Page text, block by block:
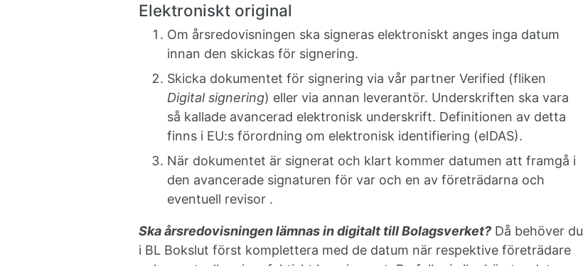
Elektroniskt original
Om årsredovisningen ska signeras elektroniskt anges inga datum
innan den skickas för signering.
Skicka dokumentet för signering via vår partner Verified (fliken
Digital signering) eller via annan leverantör. Underskriften ska vara
så kallade avancerad elektronisk underskrift. Definitionen av detta
finns i EU:s förordning om elektronisk identifiering (eIDAS).
När dokumentet är signerat och klart kommer datumen att framgå i
den avancerade signaturen för var och en av företrädarna och
eventuell revisor .
Ska årsredovisningen lämnas in digitalt till Bolagsverket? Då behöver du
i BL Bokslut först komplettera med de datum när respektive företrädare